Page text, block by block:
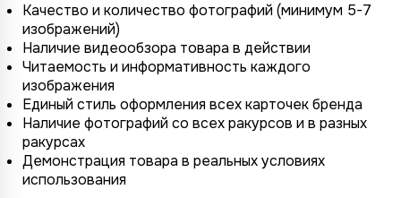
Качество и количество фотографий (минимум 5-7
изображений)
Наличие видеообзора товара в действии
Читаемость и информативность каждого
изображения
Единый стиль оформления всех карточек бренда
Наличие фотографий со всех ракурсов и в разных
ракурсах
Демонстрация товара в реальных условиях
использования